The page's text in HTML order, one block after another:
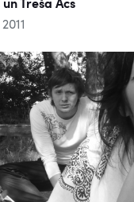
Trešā Acs